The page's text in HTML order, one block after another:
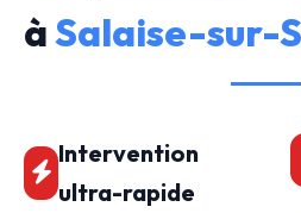
àSalaise-sur-
Intervention
ultra-rapide